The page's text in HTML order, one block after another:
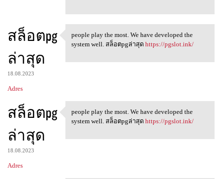
สล็อตpg
ล่าสุด
18.08.2023
Adres
people play the most. We have
people play the most. We have developed the
system well. สล็อตpgล่าสุด https://pgslot.ink/
สล็อตpg
ล่าสุด
18.08.2023
Adres
people play the most. We have
people play the most. We have developed the
system well. สล็อตpgล่าสุด https://pgslot.ink/